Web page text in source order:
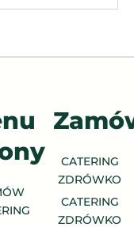
CATERING
ZDRÓWKO
CATERING
ZDRÓWKO